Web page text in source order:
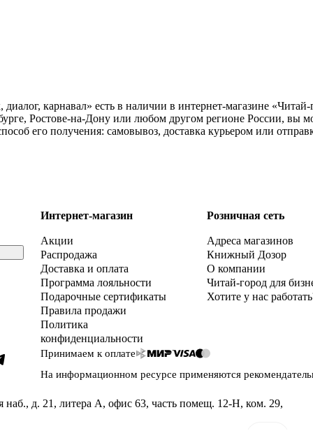
карнавал» есть в наличии в интернет-магазине
Ростове-на-Дону или любом другом регионе России, вы
его получения: самовывоз, доставка курьером или
Интернет-магазин
Акции
Распродажа
Доставка и оплата
Программа лояльности
Подарочные сертификаты
Правила продажи
Политика
конфиденциальности
Розничная сеть
Адреса магазинов
Книжный Дозор
О компании
Читай-город для
Хотите у нас
Принимаем к оплате
На информационном ресурсе применяются
наб., д. 21, литера А, офис 63, часть помещ. 12-Н, ком. 29,